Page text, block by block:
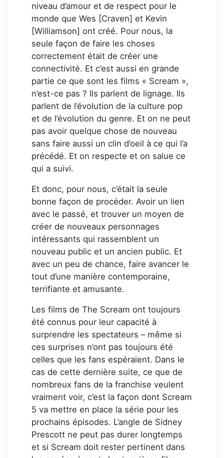
niveau d’amour et de respect pour le
monde que Wes [Craven] et Kevin
[Williamson] ont créé. Pour nous, la
seule façon de faire les choses
correctement était de créer une
connectivité. Et c’est aussi en grande
partie ce que sont les films « Scream »,
n’est-ce pas ? Ils parlent de lignage. Ils
parlent de l’évolution de la culture pop
et de l’évolution du genre. Et on ne peut
pas avoir quelque chose de nouveau
sans faire aussi un clin d’oeil à ce qui l’a
précédé. Et on respecte et on salue ce
qui a suivi.
Et donc, pour nous, c’était la seule
bonne façon de procéder. Avoir un lien
avec le passé, et trouver un moyen de
créer de nouveaux personnages
intéressants qui rassemblent un
nouveau public et un ancien public. Et
avec un peu de chance, faire avancer le
tout d’une manière contemporaine,
terrifiante et amusante.
Les films de The Scream ont toujours
été connus pour leur capacité à
surprendre les spectateurs – même si
ces surprises n’ont pas toujours été
celles que les fans espéraient. Dans le
cas de cette dernière suite, ce que de
nombreux fans de la franchise veulent
vraiment voir, c’est la façon dont Scream
5 va mettre en place la série pour les
prochains épisodes. L’angle de Sidney
Prescott ne peut pas durer longtemps
et si Scream doit rester pertinent dans